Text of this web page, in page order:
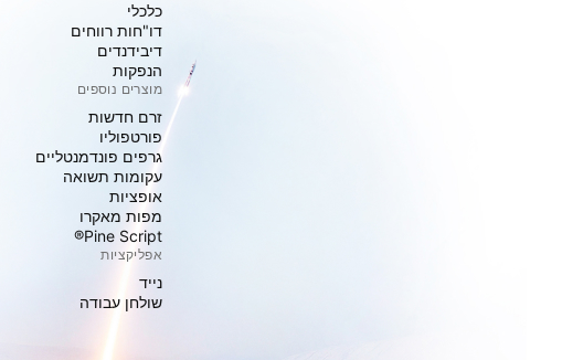
כלכלי
דו"חות רווחים
דיבידנדים
הנפקות
מוצרים נוספים
זרם חדשות
פורטפוליו
גרפים פונדמנטליים
עקומות תשואה
אופציות
מפות מאקרו
Pine Script®
אפליקציות
נייד
שולחן עבודה